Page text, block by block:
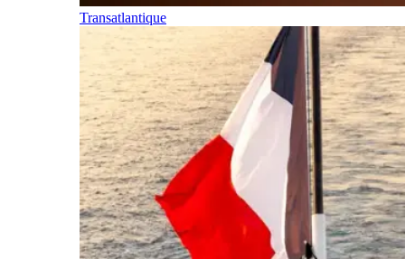
Transatlantique